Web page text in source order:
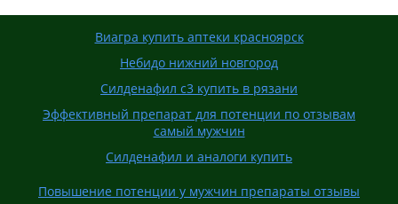
Виагра купить аптеки красноярск
Небидо нижний новгород
Силденафил с3 купить в рязани
Эффективный препарат для потенции по отзывам
самый мужчин
Силденафил и аналоги купить
Повышение потенции у мужчин препараты отзывы